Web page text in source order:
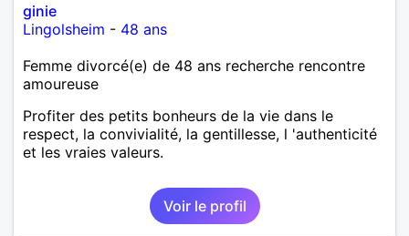
ginie
Lingolsheim - 48 ans
Femme divorcé(e) de 48 ans recherche rencontre
amoureuse
Profiter des petits bonheurs de la vie dans le
respect, la convivialité, la gentillesse, l 'authenticité
et les vraies valeurs.
Voir le profil